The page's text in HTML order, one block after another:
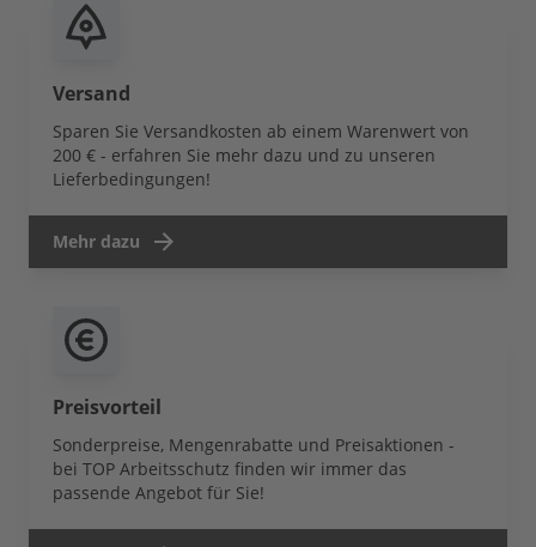
Versand
Sparen Sie Versandkosten ab einem Warenwert von
200 € - erfahren Sie mehr dazu und zu unseren
Lieferbedingungen!
Mehr dazu
Preisvorteil
Sonderpreise, Mengenrabatte und Preisaktionen -
bei TOP Arbeitsschutz finden wir immer das
passende Angebot für Sie!